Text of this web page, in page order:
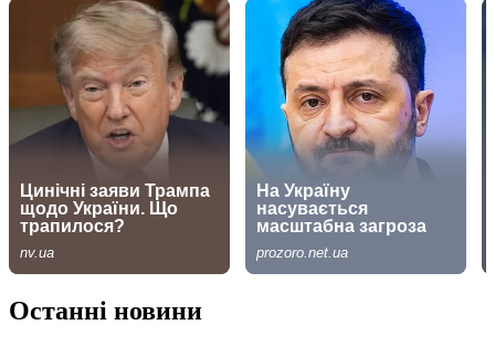
Останні новини